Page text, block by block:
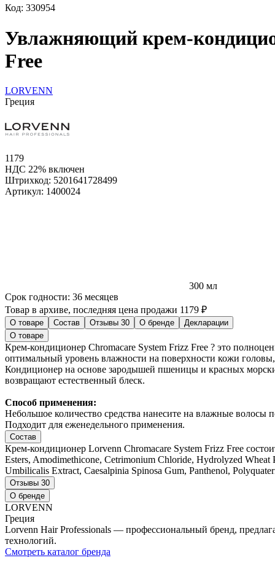
Код: 330954
Увлажняющий крем-
Free
LORVENN
Греция
1179
НДС 22% включен
Штрихкод: 5201641728499
Артикул: 1400024
300 мл
Срок годности: 36 месяцев
Товар в архиве, последняя цена продажи 1179 ₽
О товаре Состав Отзывы 30 О бренде
Декларации
О товаре
Крем-кондиционер Chromacare System Frizz Free ? это
оптимальный уровень влажности на поверхности кожи
Кондиционер на основе зародышей пшеницы и красных
возвращают естественный блеск.
Способ применения:
Небольшое количество средства нанесите на влажные
Подходит для еженедельного применения.
Состав
Крем-кондиционер Lorvenn Chromacare System Frizz Free
Esters, Amodimethicone, Cetrimonium Chloride, Hydrolyzed
Umbilicalis Extract, Caesalpinia Spinosa Gum, Panthenol,
Отзывы 30
О бренде
LORVENN
Греция
Lorvenn Hair Professionals — профессиональный бренд,
технологий.
Смотреть каталог бренда